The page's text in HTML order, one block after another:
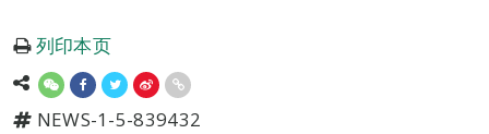
列印本页
NEWS-1-5-839432